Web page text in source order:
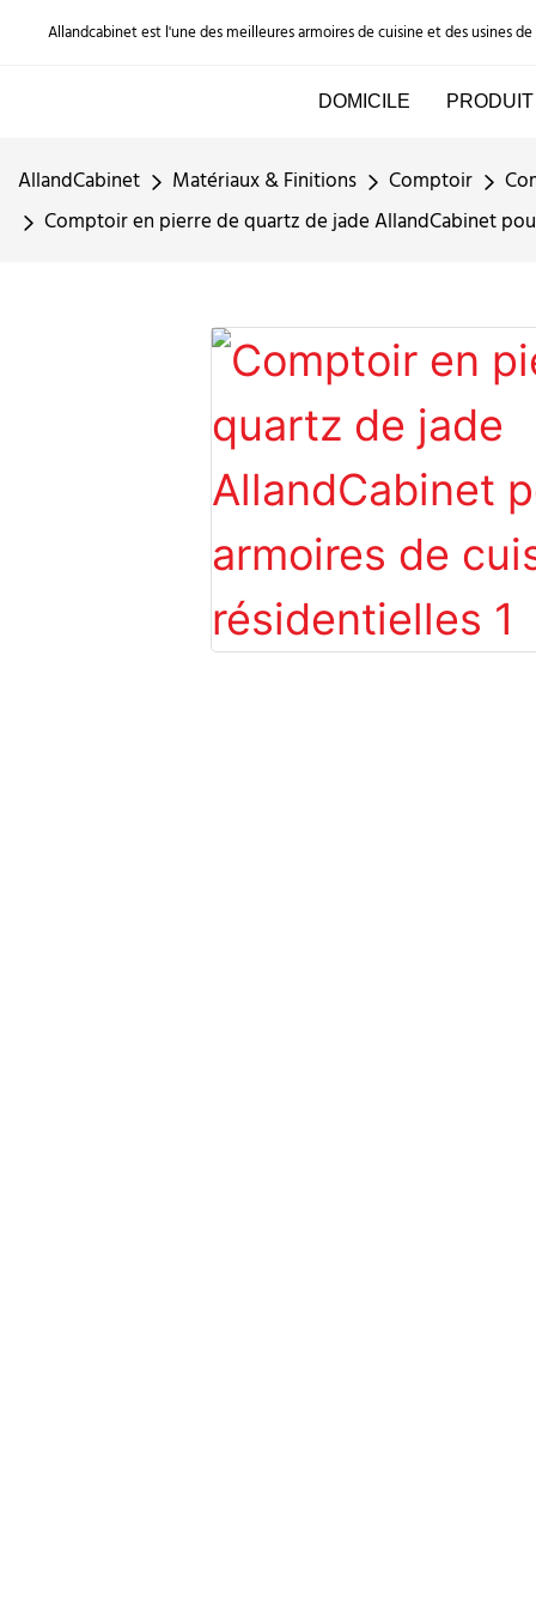
Allandcabinet est l'une des meilleures armoires de cuisine et des usines
DOMICILE PRODUIT
AllandCabinet Matériaux & Finitions Comptoir
Comptoir en pierre de quartz de jade AllandCabinet